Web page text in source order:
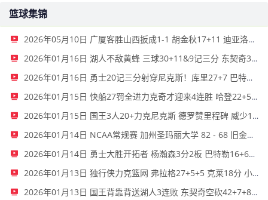
篮球集锦
2026年05月10日 广厦客胜山西扳成1-1 胡金秋17+11 迪亚洛关键上篮不中
2026年01月16日 湖人不敌黄蜂 三球30+11&9记三分 东契奇39分 詹姆斯29+9+6
2026年01月16日 勇士20记三分射穿尼克斯！库里27+7 巴特勒32+8 穆迪三分9中7
2026年01月15日 快船27罚全进力克奇才迎来4连胜 哈登22+5+8 伦纳德33分4断
2026年01月15日 国王3人20+力克尼克斯 德罗赞里程碑 威少11助 布伦森伤退
2026年01月14日 NCAA常规赛 加州圣玛丽大学 82 - 68 旧金山大学 全场集锦
2026年01月14日 勇士大胜开拓者 杨瀚森3分2板 巴特勒16+6+5 库里9中2送11助
2026年01月13日 独行侠力克篮网 弗拉格27+5+5 克莱18分 小波特28+9
2026年01月13日 国王背靠背送湖人3连败 东契奇空砍42+7+8+4断 威少22+5+7